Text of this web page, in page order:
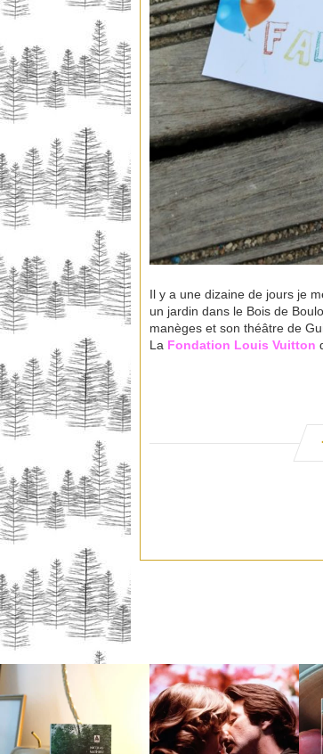
Il y a une dizaine de jours je
un jardin dans le Bois de
manèges et son théâtre de
La Fondation Louis Vuitton